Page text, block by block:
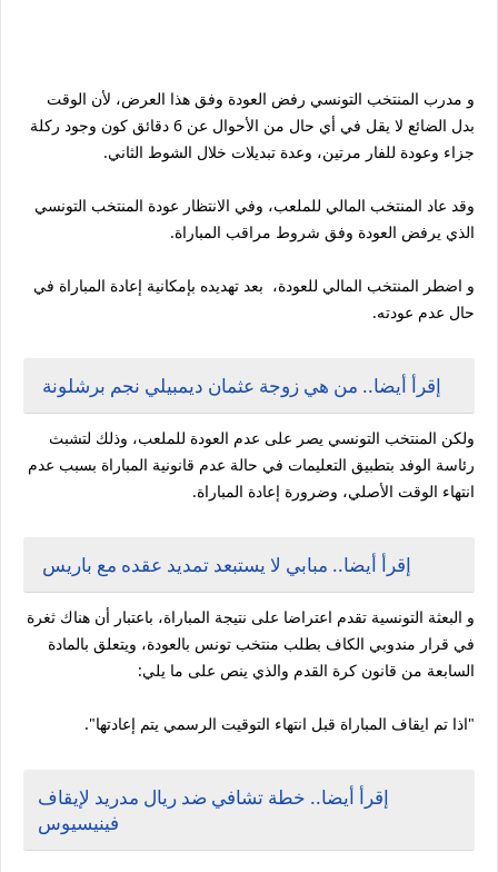
و مدرب المنتخب التونسي رفض العودة وفق هذا العرض، لأن الوقت
بدل الضائع لا يقل في أي حال من الأحوال عن 6 دقائق كون وجود ركلة
جزاء وعودة للفار مرتين، وعدة تبديلات خلال الشوط الثاني.
وقد عاد المنتخب المالي للملعب، وفي الانتظار عودة المنتخب التونسي
الذي يرفض العودة وفق شروط مراقب المباراة.
و اضطر المنتخب المالي للعودة، بعد تهديده بإمكانية إعادة المباراة في
حال عدم عودته.
إقرأ أيضا.. من هي زوجة عثمان ديمبيلي نجم برشلونة
ولكن المنتخب التونسي يصر على عدم العودة للملعب، وذلك لتشبث
رئاسة الوفد بتطبيق التعليمات في حالة عدم قانونية المباراة بسبب عدم
انتهاء الوقت الأصلي، وضرورة إعادة المباراة.
إقرأ أيضا.. مبابي لا يستبعد تمديد عقده مع باريس
و البعثة التونسية تقدم اعتراضا على نتيجة المباراة، باعتبار أن هناك ثغرة
في قرار مندوبي الكاف بطلب منتخب تونس بالعودة، ويتعلق بالمادة
السابعة من قانون كرة القدم والذي ينص على ما يلي:
"اذا تم ايقاف المباراة قبل انتهاء التوقيت الرسمي يتم إعادتها".
إقرأ أيضا.. خطة تشافي ضد ريال مدريد لإيقاف
فينيسيوس